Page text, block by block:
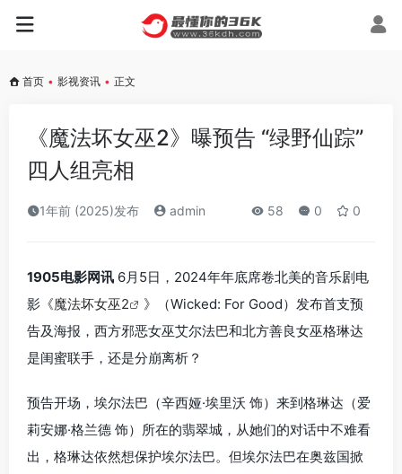
首页 • 影视资讯 • 正文
《魔法坏女巫2》曝预告 “绿野仙踪”
四人组亮相
1年前 (2025)发布 admin 58 0 0
1905电影网讯 6月5日，2024年年底席卷北美的音乐剧电
影《魔法坏女巫2
》（Wicked: For Good）发布首支预
告及海报，西方邪恶女巫艾尔法巴和北方善良女巫格琳达
是闺蜜联手，还是分崩离析？
预告开场，埃尔法巴（辛西娅·埃里沃 饰）来到格琳达（爱
莉安娜·格兰德 饰）所在的翡翠城，从她们的对话中不难看
出，格琳达依然想保护埃尔法巴。但埃尔法巴在奥兹国掀